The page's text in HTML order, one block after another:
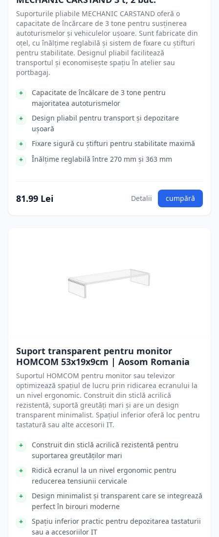
Suporturile pliabile MECHANIC CARSTAND oferă o
capacitate de încărcare de 3 tone pentru susținerea
autoturismelor și vehiculelor ușoare. Sunt fabricate din
oțel, cu înălțime reglabilă și sistem de fixare cu știfturi
pentru stabilitate. Designul pliabil facilitează
transportul și economisește spațiu în atelier sau
portbagaj.
Capacitate de încălcare de 3 tone pentru
majoritatea autoturismelor
Design pliabil pentru transport și depozitare
ușoară
Fixare sigură cu știfturi pentru stabilitate maximă
Înălțime reglabilă între 270 mm și 363 mm
81.99 Lei Detalii cumpără
Suport transparent pentru monitor
HOMCOM 53x19x9cm | Aosom Romania
Suportul HOMCOM pentru monitor sau televizor
optimizează spațiul de lucru prin ridicarea ecranului la
un nivel ergonomic. Construit din sticlă acrilică
rezistentă, suportă greutăți mari și are un design
transparent minimalist. Spațiul inferior oferă loc pentru
tastatură sau alte accesorii IT.
Construit din sticlă acrilică rezistentă pentru
suportarea greutăților mari
Ridică ecranul la un nivel ergonomic pentru
reducerea tensiunii cervicale
Design minimalist și transparent care se integrează
perfect în birouri moderne
Spațiu inferior practic pentru depozitarea tastaturii
sau a accesoriilor IT